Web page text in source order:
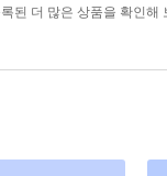
된 더 많은 상품을 확인해